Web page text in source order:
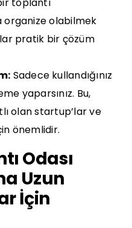
organize olabilmek
pratik bir çözüm
Sadece kullandığınız
yaparsınız. Bu,
olan startup’lar ve
önemlidir.
Odası
Uzun
İçin